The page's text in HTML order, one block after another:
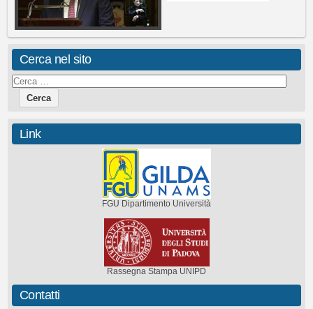
Cerca nel sito
Link
FGU Dipartimento Università
Rassegna Stampa UNIPD
Contatti